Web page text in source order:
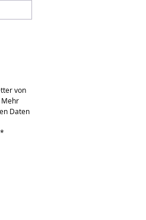
von
Mehr
Daten
*